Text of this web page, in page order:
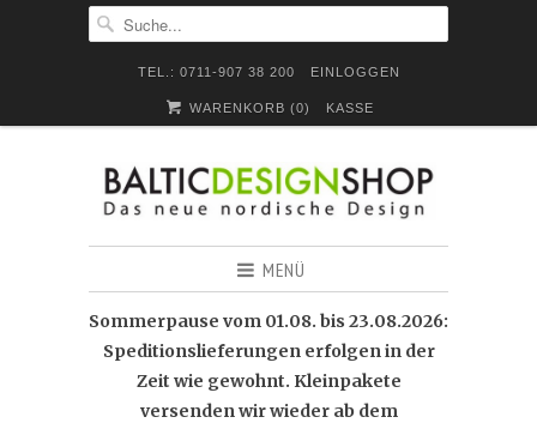
TEL.: 0711-907 38 200 EINLOGGEN
WARENKORB (0) KASSE
MENÜ
Sommerpause vom 01.08. bis 23.08.2026:
Speditionslieferungen erfolgen in der
Zeit wie gewohnt. Kleinpakete
versenden wir wieder ab dem